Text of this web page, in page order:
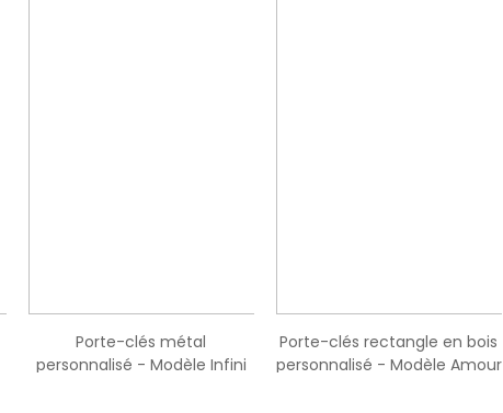
Porte-clés métal
personnalisé - Modèle Infini
Porte-clés rectangle en bois
personnalisé - Modèle Amour